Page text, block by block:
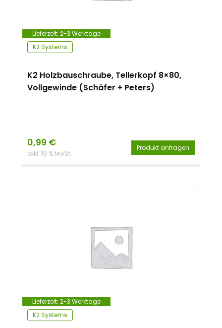
Lieferzeit: 2-3 Werktage
K2 Systems
K2 Holzbauschraube, Tellerkopf 8×80,
Vollgewinde (Schäfer + Peters)
0,99 €
exkl. 19 % MwSt.
Produkt anfragen
Lieferzeit: 2-3 Werktage
K2 Systems